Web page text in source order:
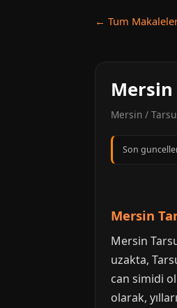
← Tum
Mersin /
Son
Mersin
Mersin
uzakta,
can simidi
olarak,